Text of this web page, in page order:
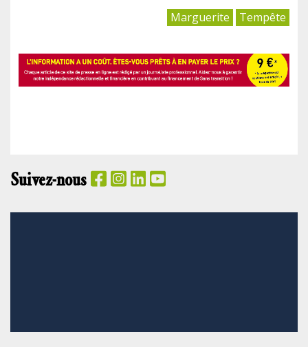
Marguerite Tempête
Suivez-nous